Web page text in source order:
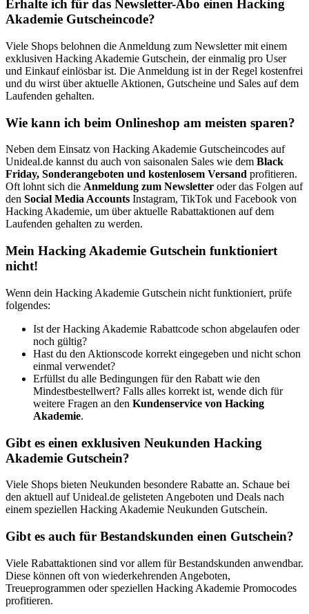
Erhalte ich für das Newsletter-Abo einen Hacking
Akademie Gutscheincode?
Viele Shops belohnen die Anmeldung zum Newsletter mit einem
exklusiven Hacking Akademie Gutschein, der einmalig pro User
und Einkauf einlösbar ist. Die Anmeldung ist in der Regel kostenfrei
und du wirst über aktuelle Aktionen, Gutscheine und Sales auf dem
Laufenden gehalten.
Wie kann ich beim Onlineshop am meisten sparen?
Neben dem Einsatz von Hacking Akademie Gutscheincodes auf
Unideal.de kannst du auch von saisonalen Sales wie dem Black
Friday, Sonderangeboten und kostenlosem Versand profitieren.
Oft lohnt sich die Anmeldung zum Newsletter oder das Folgen auf
den Social Media Accounts Instagram, TikTok und Facebook von
Hacking Akademie, um über aktuelle Rabattaktionen auf dem
Laufenden gehalten zu werden.
Mein Hacking Akademie Gutschein funktioniert
nicht!
Wenn dein Hacking Akademie Gutschein nicht funktioniert, prüfe
folgendes:
Ist der Hacking Akademie Rabattcode schon abgelaufen oder
noch gültig?
Hast du den Aktionscode korrekt eingegeben und nicht schon
einmal verwendet?
Erfüllst du alle Bedingungen für den Rabatt wie den
Mindestbestellwert? Falls alles korrekt ist, wende dich für
weitere Fragen an den Kundenservice von Hacking
Akademie.
Gibt es einen exklusiven Neukunden Hacking
Akademie Gutschein?
Viele Shops bieten Neukunden besondere Rabatte an. Schaue bei
den aktuell auf Unideal.de gelisteten Angeboten und Deals nach
einem speziellen Hacking Akademie Neukunden Gutschein.
Gibt es auch für Bestandskunden einen Gutschein?
Viele Rabattaktionen sind vor allem für Bestandskunden anwendbar.
Diese können oft von wiederkehrenden Angeboten,
Treueprogrammen oder speziellen Hacking Akademie Promocodes
profitieren.